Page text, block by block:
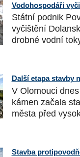
Vodohospodáři
Státní podnik
vyčištění
drobné vodní
Další etapa stavby
V Olomouci
kámen začala
města před
Stavba